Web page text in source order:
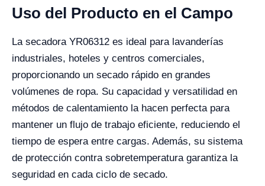
Uso del Producto en el Campo
La secadora YR06312 es ideal para lavanderías
industriales, hoteles y centros comerciales,
proporcionando un secado rápido en grandes
volúmenes de ropa. Su capacidad y versatilidad en
métodos de calentamiento la hacen perfecta para
mantener un flujo de trabajo eficiente, reduciendo el
tiempo de espera entre cargas. Además, su sistema
de protección contra sobretemperatura garantiza la
seguridad en cada ciclo de secado.